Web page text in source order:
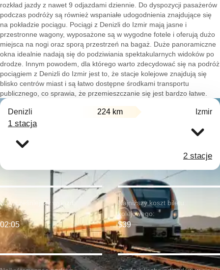
rozkład jazdy z nawet 9 odjazdami dziennie. Do dyspozycji pasażerów
podczas podróży są również wspaniałe udogodnienia znajdujące się
na pokładzie pociągu. Pociągi z Denizli do Izmir mają jasne i
przestronne wagony, wyposażone są w wygodne fotele i oferują dużo
miejsca na nogi oraz sporą przestrzeń na bagaż. Duże panoramiczne
okna idealnie nadają się do podziwiania spektakularnych widoków po
drodze. Innym powodem, dla którego warto zdecydować się na podróż
pociągiem z Denizli do Izmir jest to, że stacje kolejowe znajdują się
blisko centrów miast i są łatwo dostępne środkami transportu
publicznego, co sprawia, że przemieszczanie się jest bardzo łatwe.
Denizli 224 km Izmir
1 stacja
2 stacje
Najwcześniejszy wyjazd:
02:05
Najniższy koszt biletu
kolejowego:
$39